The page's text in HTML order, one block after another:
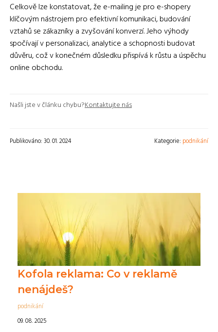
Celkově lze konstatovat, že e-mailing je pro e-shopery
klíčovým nástrojem pro efektivní komunikaci, budování
vztahů se zákazníky a zvyšování konverzí. Jeho výhody
spočívají v personalizaci, analytice a schopnosti budovat
důvěru, což v konečném důsledku přispívá k růstu a úspěchu
online obchodu.
Našli jste v článku chybu?Kontaktujte nás
Publikováno: 30. 01. 2024 Kategorie: podnikání
Kofola reklama: Co v reklamě
nenájdeš?
podnikání
09. 08. 2025